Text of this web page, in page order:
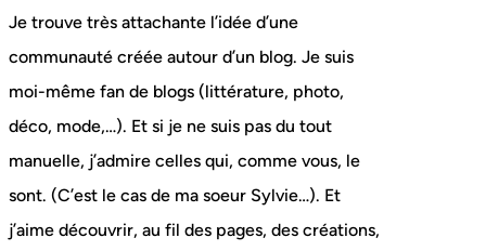
Je trouve très attachante l’idée d’une
communauté créée autour d’un blog. Je suis
moi-même fan de blogs (littérature, photo,
déco, mode,…). Et si je ne suis pas du tout
manuelle, j’admire celles qui, comme vous, le
sont. (C’est le cas de ma soeur Sylvie…). Et
j’aime découvrir, au fil des pages, des créations,